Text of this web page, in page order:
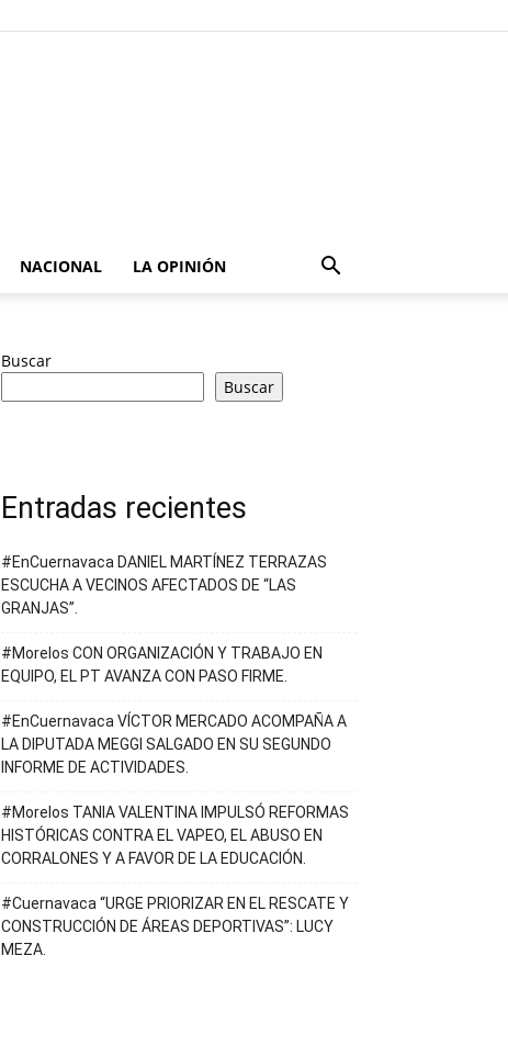
NACIONAL LA OPINIÓN
Buscar
Buscar
Entradas recientes
#EnCuernavaca DANIEL MARTÍNEZ TERRAZAS
ESCUCHA A VECINOS AFECTADOS DE “LAS
GRANJAS”.
#Morelos CON ORGANIZACIÓN Y TRABAJO EN
EQUIPO, EL PT AVANZA CON PASO FIRME.
#EnCuernavaca VÍCTOR MERCADO ACOMPAÑA A
LA DIPUTADA MEGGI SALGADO EN SU SEGUNDO
INFORME DE ACTIVIDADES.
#Morelos TANIA VALENTINA IMPULSÓ REFORMAS
HISTÓRICAS CONTRA EL VAPEO, EL ABUSO EN
CORRALONES Y A FAVOR DE LA EDUCACIÓN.
#Cuernavaca “URGE PRIORIZAR EN EL RESCATE Y
CONSTRUCCIÓN DE ÁREAS DEPORTIVAS”: LUCY
MEZA.